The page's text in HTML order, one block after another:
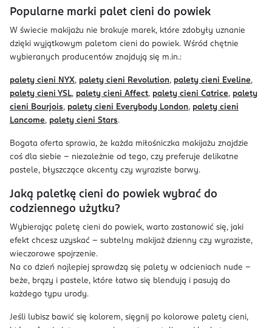
Popularne marki palet cieni do powiek
W świecie makijażu nie brakuje marek, które zdobyły uznanie
dzięki wyjątkowym paletom cieni do powiek. Wśród chętnie
wybieranych producentów znajdują się m.in.:
palety cieni NYX, palety cieni Revolution, palety cieni Eveline,
palety cieni YSL, palety cieni Affect, palety cieni Catrice, palety
cieni Bourjois, palety cieni Everybody London, palety cieni
Lancome, palety cieni Stars.
Bogata oferta sprawia, że każda miłośniczka makijażu znajdzie
coś dla siebie – niezależnie od tego, czy preferuje delikatne
pastele, błyszczące akcenty czy wyraziste barwy.
Jaką paletkę cieni do powiek wybrać do
codziennego użytku?
Wybierając paletę cieni do powiek, warto zastanowić się, jaki
efekt chcesz uzyskać – subtelny makijaż dzienny czy wyraziste,
wieczorowe spojrzenie.
Na co dzień najlepiej sprawdzą się palety w odcieniach nude –
beże, brązy i pastele, które łatwo się blendują i pasują do
każdego typu urody.
Jeśli lubisz bawić się kolorem, sięgnij po kolorowe palety cieni,